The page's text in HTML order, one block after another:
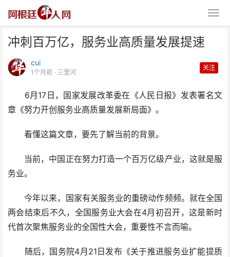
冲刺百万亿，服务业高质量发展提速
cui
1个月前 · 三里河
关注
6月17日，国家发展改革委在《人民日报》发表署名文
章《努力开创服务业高质量发展新局面》。
看懂这篇文章，要先了解当前的背景。
当前，中国正在努力打造一个百万亿级产业，这就是服
务业。
今年以来，国家有关服务业的重磅动作频频。就在全国
两会结束后不久，全国服务业大会在4月初召开，这是新时
代首次聚焦服务业的全国性大会，重要性不言而喻。
随后，国务院4月21日发布《关于推进服务业扩能提质
冲刺百万亿，服务业高质量发展提